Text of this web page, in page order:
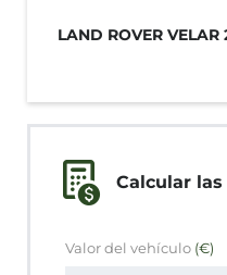
LAND ROVER VELAR
Calcular
Valor del vehículo (€)